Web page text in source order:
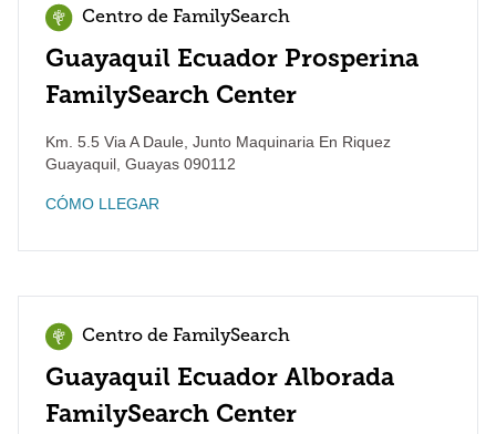
Centro de FamilySearch
Guayaquil Ecuador Prosperina
FamilySearch Center
Km. 5.5 Via A Daule, Junto Maquinaria En Riquez
Guayaquil Guayas 090112
CÓMO LLEGAR
Centro de FamilySearch
Guayaquil Ecuador Alborada
FamilySearch Center